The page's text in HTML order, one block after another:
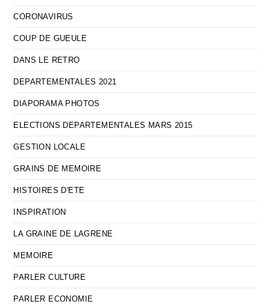
CORONAVIRUS
COUP DE GUEULE
DANS LE RETRO
DEPARTEMENTALES 2021
DIAPORAMA PHOTOS
ELECTIONS DEPARTEMENTALES MARS 2015
GESTION LOCALE
GRAINS DE MEMOIRE
HISTOIRES D'ETE
INSPIRATION
LA GRAINE DE LAGRENE
MEMOIRE
PARLER CULTURE
PARLER ECONOMIE